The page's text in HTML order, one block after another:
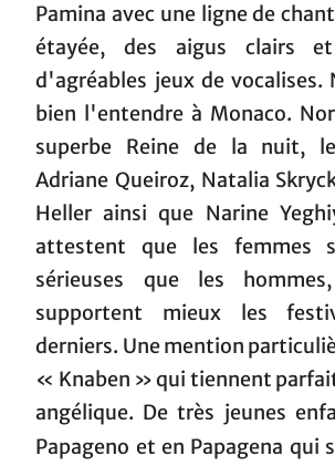
Pamina avec une ligne de
étayée, des aigus clairs
d'agréables jeux de vocalises.
bien l'entendre à Monaco.
superbe Reine de la nuit,
Adriane Queiroz, Natalia
Heller ainsi que Narine
attestent que les femmes
sérieuses que les
supportent mieux les
derniers. Une mention
« Knaben » qui tiennent
angélique. De très jeunes
Papageno et en Papagena qui